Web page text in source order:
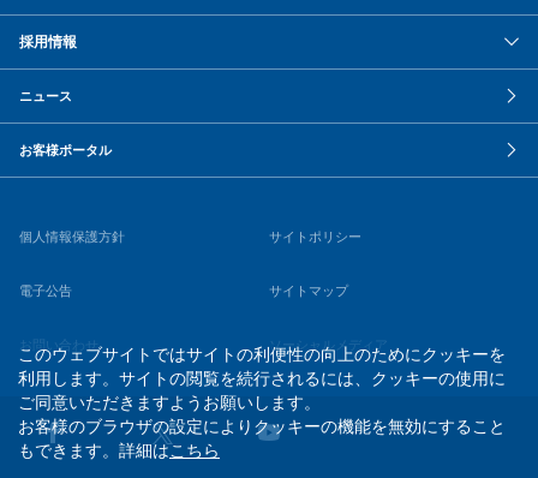
このウェブサイトではサイトの利便性の向上のためにクッキーを
利用します。サイトの閲覧を続行されるには、クッキーの使用に
ご同意いただきますようお願いします。
お客様のブラウザの設定によりクッキーの機能を無効にすること
もできます。詳細はこちら
採用情報
ニュース
お客様ポータル
個人情報保護方針 サイトポリシー
電子公告 サイトマップ
お問い合わせ ソーシャルメディア